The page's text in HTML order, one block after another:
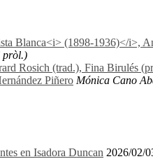
Blanca<i> (1898-1936)</i>,
pròl.)
Rosich (trad.), Fina Birulés
Piñero Mónica Cano
en Isadora Duncan 2026/02/